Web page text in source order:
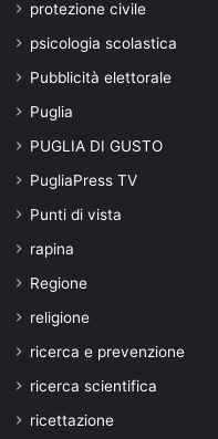
protezione civile
psicologia scolastica
Pubblicità elettorale
Puglia
PUGLIA DI GUSTO
PugliaPress TV
Punti di vista
rapina
Regione
religione
ricerca e prevenzione
ricerca scientifica
ricettazione